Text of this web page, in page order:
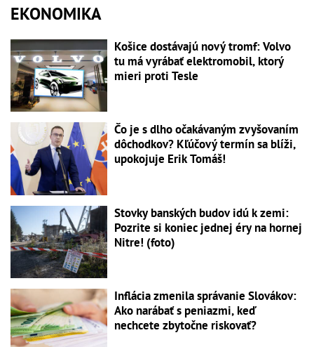
EKONOMIKA
Košice dostávajú nový tromf: Volvo
tu má vyrábať elektromobil, ktorý
mieri proti Tesle
Čo je s dlho očakávaným zvyšovaním
dôchodkov? Kľúčový termín sa blíži,
upokojuje Erik Tomáš!
Stovky banských budov idú k zemi:
Pozrite si koniec jednej éry na hornej
Nitre! (foto)
Inflácia zmenila správanie Slovákov:
Ako narábať s peniazmi, keď
nechcete zbytočne riskovať?